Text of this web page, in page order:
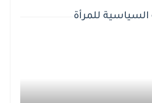
للمرأة